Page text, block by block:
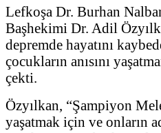
Lefkoşa Dr. Burhan
Başhekimi Dr. Adil
depremde hayatını
çocukların anısını
çekti.
Özyılkan, “Şampiyon
yaşatmak için ve onların